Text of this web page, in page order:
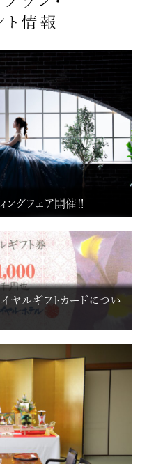
ングフェア開催‼
ヤルギフトカードについ